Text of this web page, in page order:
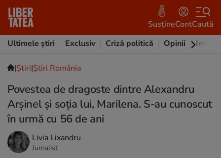
SusțineContCaută
Ultimele știri
Exclusiv Criză politică Opinii
|Ştiri|Știri România
Povestea de dragoste dintre Alexandru
Arșinel și soția lui, Marilena. S-au cunoscut
în urmă cu 56 de ani
Livia Lixandru
Jurnalist